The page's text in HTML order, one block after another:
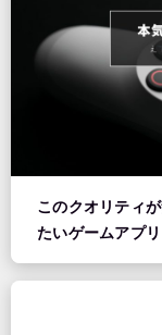
このクオリティ
たいゲームアプ